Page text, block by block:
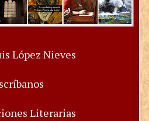
López Nieves
Literarias